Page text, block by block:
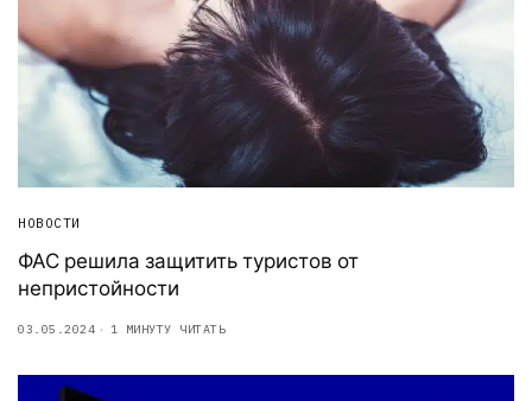
НОВОСТИ
ФАС решила защитить туристов от
непристойности
03.05.2024 1 МИНУТУ ЧИТАТЬ